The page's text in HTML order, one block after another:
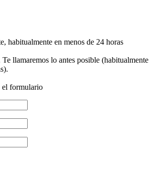
habitualmente en menos de 24 horas
llamaremos lo antes posible (habitualmente
el formulario